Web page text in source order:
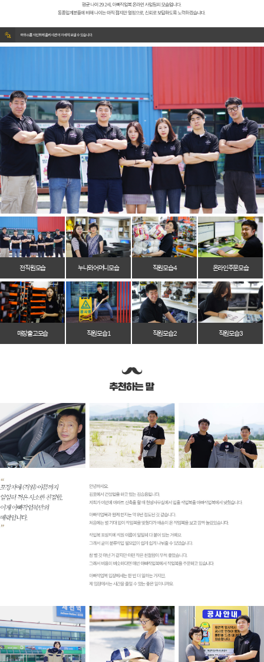
전 직원 모습 누나와 어머니 모습 직원 모습 4 온라인 주문 모습
매장 출고 모습 직원 모습 1 직원 모습 2 직원 모습 3